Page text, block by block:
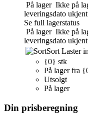
På lager Ikke på
leveringsdato ukjent
Se full lagerstatus
På lager Ikke på
leveringsdato ukjent
Sort Laster
{0} stk
På lager fra
Utsolgt
På lager
Din prisberegning